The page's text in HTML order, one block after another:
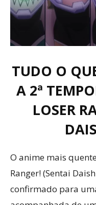
TUDO O
A 2ª
LOSER
O anime mais
Ranger! (Sentai
confirmado para